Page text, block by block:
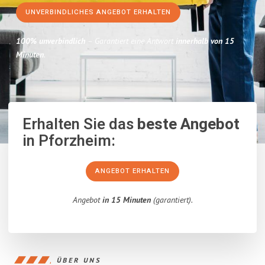
UNVERBINDLICHES ANGEBOT ERHALTEN
100% unverbindlich – Garantiert eine Antwort innerhalb von 15
Minuten.
Erhalten Sie dasbeste Angebot
in Pforzheim:
ANGEBOT ERHALTEN
Angebotin 15 Minuten(garantiert).
ÜBER UNS